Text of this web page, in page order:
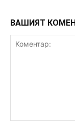
ВАШИЯТ